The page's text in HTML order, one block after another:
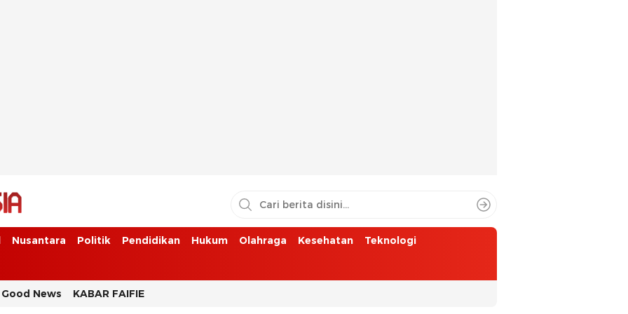
Nusantara Politik Pendidikan Hukum Olahraga Kesehatan Teknologi
Good News KABAR FAIFIE